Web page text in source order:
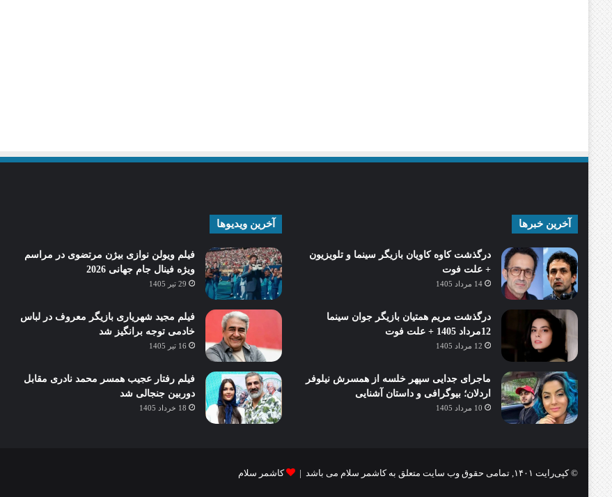
آخرین خبرها
درگذشت کاوه کاویان بازیگر سینما و تلویزیون
+ علت فوت
14 مرداد 1405
درگذشت مریم همتیان بازیگر جوان سینما
12مرداد 1405 + علت فوت
12 مرداد 1405
ماجرای جدایی سپهر خلسه از همسرش نیلوفر
اردلان؛ بیوگرافی و داستان آشنایی
10 مرداد 1405
آخرین ویدیوها
فیلم ویولن نوازی بیژن مرتضوی در مراسم
ویژه فینال جام جهانی 2026
29 تیر 1405
فیلم مجید شهریاری بازیگر معروف در لباس
خادمی توجه برانگیز شد
16 تیر 1405
فیلم رفتار عجیب همسر محمد نادری مقابل
دوربین جنجالی شد
18 خرداد 1405
© کپی‌رایت ۱۴۰۱, تمامی حقوق وب سایت متعلق به کاشمر سلام می باشد | کاشمر سلام